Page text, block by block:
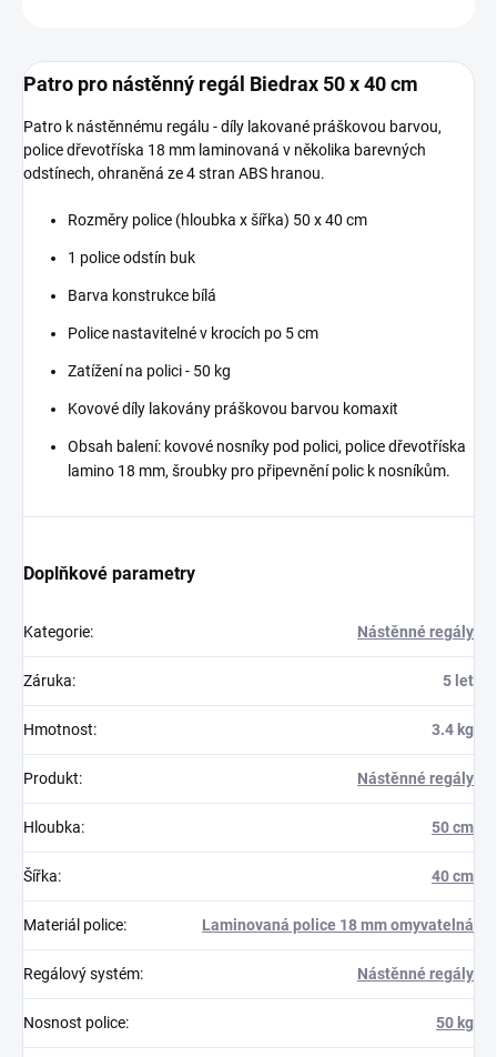
Patro pro nástěnný regál Biedrax 50 x 40 cm
Patro k nástěnnému regálu - díly lakované práškovou barvou,
police dřevotříska 18 mm laminovaná v několika barevných
odstínech, ohraněná ze 4 stran ABS hranou.
Rozměry police (hloubka x šířka) 50 x 40 cm
1 police odstín buk
Barva konstrukce bílá
Police nastavitelné v krocích po 5 cm
Zatížení na polici - 50 kg
Kovové díly lakovány práškovou barvou komaxit
Obsah balení: kovové nosníky pod polici, police dřevotříska
lamino 18 mm, šroubky pro připevnění polic k nosníkům.
Doplňkové parametry
Kategorie: Nástěnné regály
Záruka: 5 let
Hmotnost: 3.4 kg
Produkt: Nástěnné regály
Hloubka: 50 cm
Šířka: 40 cm
Materiál police: Laminovaná police 18 mm omyvatelná
Regálový systém: Nástěnné regály
Nosnost police: 50 kg